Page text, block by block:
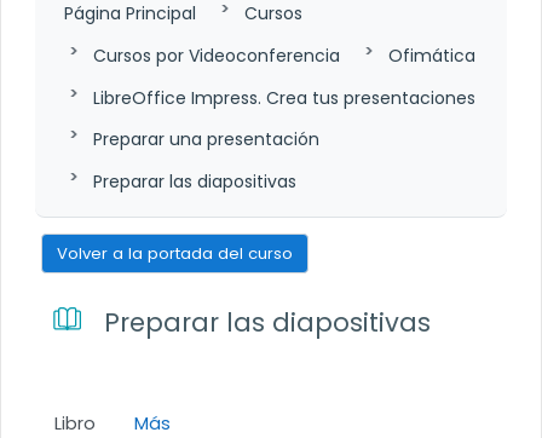
Página Principal
Cursos
Cursos por Videoconferencia
Ofimática
LibreOffice Impress. Crea tus presentaciones
Preparar una presentación
Preparar las diapositivas
Volver a la portada del curso
Preparar las diapositivas
Libro Más